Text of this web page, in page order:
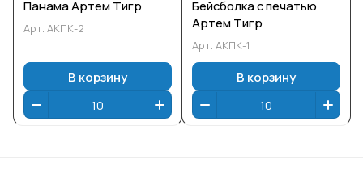
Панама Артем Тигр
Арт. АКПК-2
В корзину
Бейсболка с печатью
Артем Тигр
Арт. АКПК-1
В корзину